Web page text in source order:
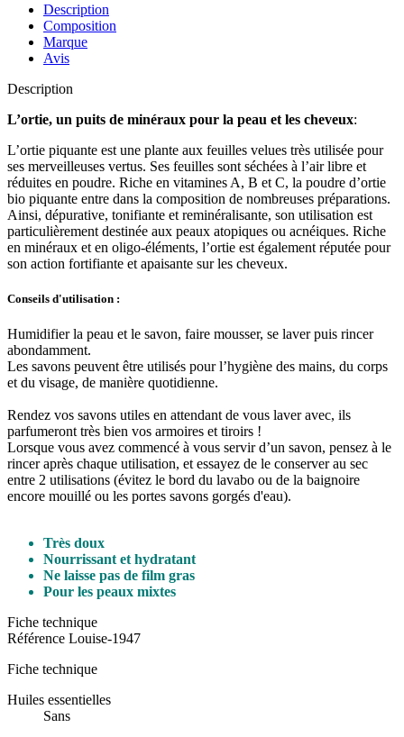
Description
Composition
Marque
Avis
Description
L’ortie, un puits de minéraux pour la peau et les cheveux:
L’ortie piquante est une plante aux feuilles velues très utilisée pour
ses merveilleuses vertus. Ses feuilles sont séchées à l’air libre et
réduites en poudre. Riche en vitamines A, B et C, la poudre d’ortie
bio piquante entre dans la composition de nombreuses préparations.
Ainsi, dépurative, tonifiante et reminéralisante, son utilisation est
particulièrement destinée aux peaux atopiques ou acnéiques. Riche
en minéraux et en oligo-éléments, l’ortie est également réputée pour
son action fortifiante et apaisante sur les cheveux.
Conseils d'utilisation :
Humidifier la peau et le savon, faire mousser, se laver puis rincer
abondamment.
Les savons peuvent être utilisés pour l’hygiène des mains, du corps
et du visage, de manière quotidienne.
Rendez vos savons utiles en attendant de vous laver avec, ils
parfumeront très bien vos armoires et tiroirs !
Lorsque vous avez commencé à vous servir d’un savon, pensez à le
rincer après chaque utilisation, et essayez de le conserver au sec
entre 2 utilisations (évitez le bord du lavabo ou de la baignoire
encore mouillé ou les portes savons gorgés d'eau).
Très doux
Nourrissant et hydratant
Ne laisse pas de film gras
Pour les peaux mixtes
Fiche technique
Référence Louise-1947
Fiche technique
Huiles essentielles
Sans